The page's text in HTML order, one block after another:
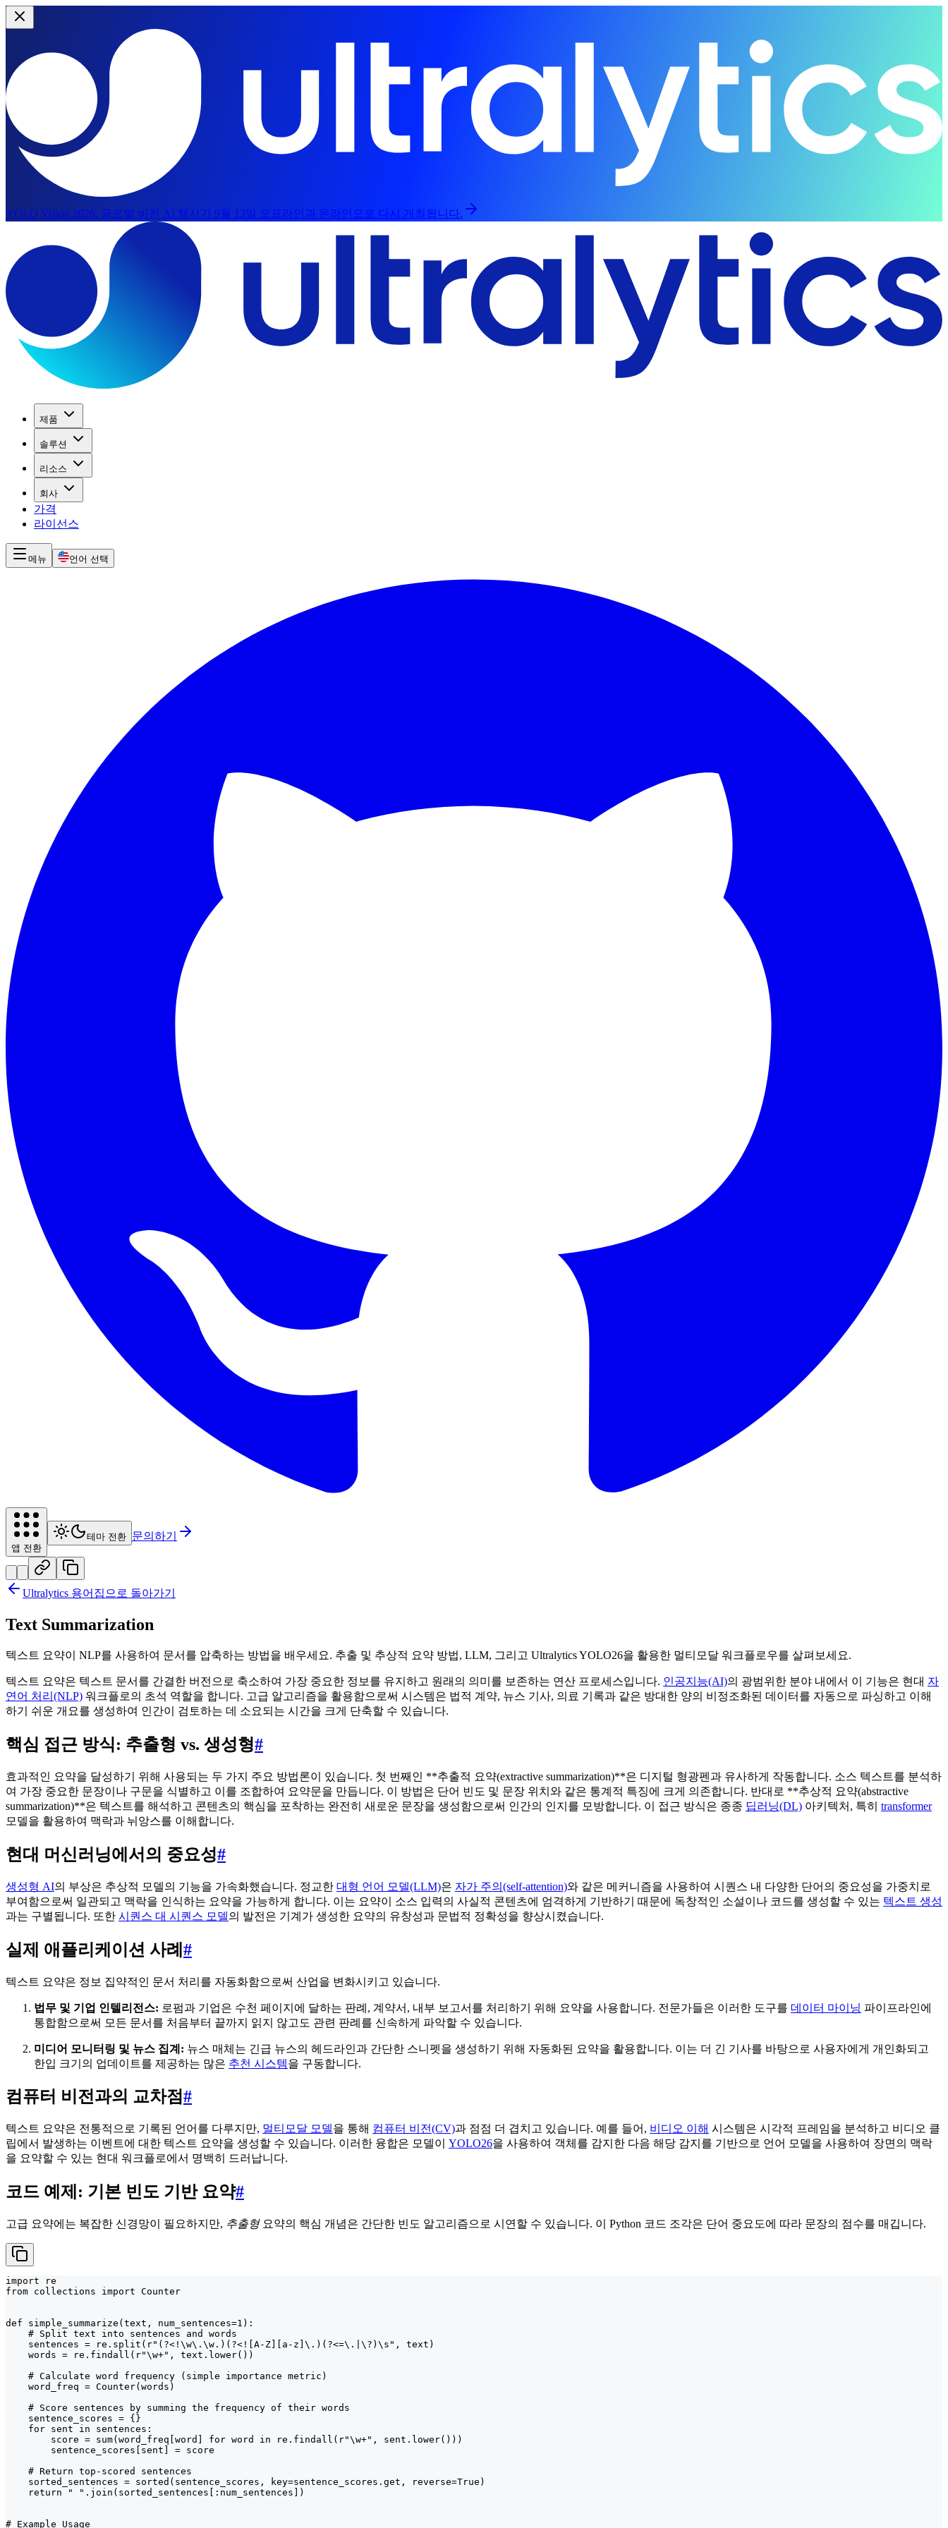
YOLO Vision 2026: 글로벌 비전 AI 행사가 9월 13일 오프라인과 온라인으로 다시 개최됩니다.
제품
솔루션
리소스
회사
가격
라이선스
메뉴 언어 선택
앱 전환
테마 전환 문의하기
Ultralytics 용어집으로 돌아가기
Text Summarization
텍스트 요약이 NLP를 사용하여 문서를 압축하는 방법을 배우세요. 추출 및 추상적 요약 방법, LLM, 그리고 Ultralytics YOLO26을 활용한 멀티모달 워크플로우를 살펴보세요.
텍스트 요약은 텍스트 문서를 간결한 버전으로 축소하여 가장 중요한 정보를 유지하고 원래의 의미를 보존하는 연산 프로세스입니다. 인공지능(AI)의 광범위한 분야 내에서 이 기능은 현대 자
연어 처리(NLP) 워크플로의 초석 역할을 합니다. 고급 알고리즘을 활용함으로써 시스템은 법적 계약, 뉴스 기사, 의료 기록과 같은 방대한 양의 비정조화된 데이터를 자동으로 파싱하고 이해
하기 쉬운 개요를 생성하여 인간이 검토하는 데 소요되는 시간을 크게 단축할 수 있습니다.
핵심 접근 방식: 추출형 vs. 생성형#
효과적인 요약을 달성하기 위해 사용되는 두 가지 주요 방법론이 있습니다. 첫 번째인 **추출적 요약(extractive summarization)**은 디지털 형광펜과 유사하게 작동합니다. 소스 텍스트를 분석하
여 가장 중요한 문장이나 구문을 식별하고 이를 조합하여 요약문을 만듭니다. 이 방법은 단어 빈도 및 문장 위치와 같은 통계적 특징에 크게 의존합니다. 반대로 **추상적 요약(abstractive
summarization)**은 텍스트를 해석하고 콘텐츠의 핵심을 포착하는 완전히 새로운 문장을 생성함으로써 인간의 인지를 모방합니다. 이 접근 방식은 종종 딥러닝(DL) 아키텍처, 특히 transformer
모델을 활용하여 맥락과 뉘앙스를 이해합니다.
현대 머신러닝에서의 중요성#
생성형 AI의 부상은 추상적 모델의 기능을 가속화했습니다. 정교한 대형 언어 모델(LLM)은 자가 주의(self-attention)와 같은 메커니즘을 사용하여 시퀀스 내 다양한 단어의 중요성을 가중치로
부여함으로써 일관되고 맥락을 인식하는 요약을 가능하게 합니다. 이는 요약이 소스 입력의 사실적 콘텐츠에 엄격하게 기반하기 때문에 독창적인 소설이나 코드를 생성할 수 있는 텍스트 생성
과는 구별됩니다. 또한 시퀀스 대 시퀀스 모델의 발전은 기계가 생성한 요약의 유창성과 문법적 정확성을 향상시켰습니다.
실제 애플리케이션 사례 #
텍스트 요약은 정보 집약적인 문서 처리를 자동화함으로써 산업을 변화시키고 있습니다.
법무 및 기업 인텔리전스: 로펌과 기업은 수천 페이지에 달하는 판례, 계약서, 내부 보고서를 처리하기 위해 요약을 사용합니다. 전문가들은 이러한 도구를 데이터 마이닝 파이프라인에
통합함으로써 모든 문서를 처음부터 끝까지 읽지 않고도 관련 판례를 신속하게 파악할 수 있습니다.
미디어 모니터링 및 뉴스 집계: 뉴스 매체는 긴급 뉴스의 헤드라인과 간단한 스니펫을 생성하기 위해 자동화된 요약을 활용합니다. 이는 더 긴 기사를 바탕으로 사용자에게 개인화되고
한입 크기의 업데이트를 제공하는 많은 추천 시스템을 구동합니다.
컴퓨터 비전과의 교차점#
텍스트 요약은 전통적으로 기록된 언어를 다루지만, 멀티모달 모델을 통해 컴퓨터 비전(CV)과 점점 더 겹치고 있습니다. 예를 들어, 비디오 이해 시스템은 시각적 프레임을 분석하고 비디오 클
립에서 발생하는 이벤트에 대한 텍스트 요약을 생성할 수 있습니다. 이러한 융합은 모델이 YOLO26을 사용하여 객체를 감지한 다음 해당 감지를 기반으로 언어 모델을 사용하여 장면의 맥락
을 요약할 수 있는 현대 워크플로에서 명백히 드러납니다.
코드 예제: 기본 빈도 기반 요약#
고급 요약에는 복잡한 신경망이 필요하지만, 추출형요약의 핵심 개념은 간단한 빈도 알고리즘으로 시연할 수 있습니다. 이 Python 코드 조각은 단어 중요도에 따라 문장의 점수를 매깁니다.
import re
from collections import Counter
def simple_summarize(text, num_sentences=1):
    # Split text into sentences and words
    sentences = re.split(r"(?<!\w\.\w.)(?<![A-Z][a-z]\.)(?<=\.|\?)\s", text)
    words = re.findall(r"\w+", text.lower())
    # Calculate word frequency (simple importance metric)
    word_freq = Counter(words)
    # Score sentences by summing the frequency of their words
    sentence_scores = {}
    for sent in sentences:
        score = sum(word_freq[word] for word in re.findall(r"\w+", sent.lower()))
        sentence_scores[sent] = score
    # Return top-scored sentences
    sorted_sentences = sorted(sentence_scores, key=sentence_scores.get, reverse=True)
    return " ".join(sorted_sentences[:num_sentences])
# Example Usage